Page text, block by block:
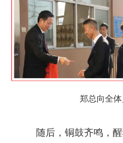
郑总向全
随后，铜鼓齐鸣，醒狮